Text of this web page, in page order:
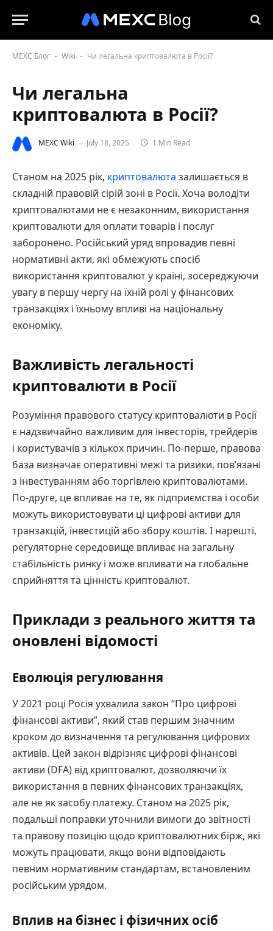
MEXC Блог - Wiki - Чи легальна криптовалюта в Росії?
Чи легальна
криптовалюта в Росії?
MEXC Wiki July 18, 2025 1 Min Read
Станом на 2025 рік, криптовалюта залишається в
складній правовій сірій зоні в Росії. Хоча володіти
криптовалютами не є незаконним, використання
криптовалюти для оплати товарів і послуг
заборонено. Російський уряд впровадив певні
нормативні акти, які обмежують спосіб
використання криптовалют у країні, зосереджуючи
увагу в першу чергу на їхній ролі у фінансових
транзакціях і їхньому впливі на національну
економіку.
Важливість легальності
криптовалюти в Росії
Розуміння правового статусу криптовалюти в Росії
є надзвичайно важливим для інвесторів, трейдерів
і користувачів з кількох причин. По-перше, правова
база визначає оперативні межі та ризики, пов’язані
з інвестуванням або торгівлею криптовалютами.
По-друге, це впливає на те, як підприємства і особи
можуть використовувати ці цифрові активи для
транзакцій, інвестицій або збору коштів. І нарешті,
регуляторне середовище впливає на загальну
стабільність ринку і може впливати на глобальне
сприйняття та цінність криптовалют.
Приклади з реального життя та
оновлені відомості
Еволюція регулювання
У 2021 році Росія ухвалила закон “Про цифрові
фінансові активи”, який став першим значним
кроком до визначення та регулювання цифрових
активів. Цей закон відрізняє цифрові фінансові
активи (DFA) від криптовалют, дозволяючи їх
використання в певних фінансових транзакціях,
але не як засобу платежу. Станом на 2025 рік,
подальші поправки уточнили вимоги до звітності
та правову позицію щодо криптовалютних бірж, які
можуть працювати, якщо вони відповідають
певним нормативним стандартам, встановленим
російським урядом.
Вплив на бізнес і фізичних осіб